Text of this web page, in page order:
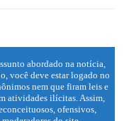
abordado na notícia,
você deve estar logado no
nem que firam leis e
atividades ilícitas. Assim,
ofensivos,